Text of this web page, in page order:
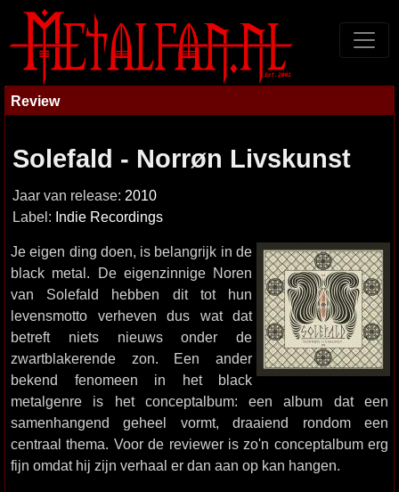
Review
Solefald - Norrøn Livskunst
Jaar van release: 2010
Label: Indie Recordings
Je eigen ding doen, is belangrijk in de
black metal. De eigenzinnige Noren
van Solefald hebben dit tot hun
levensmotto verheven dus wat dat
betreft niets nieuws onder de
zwartblakerende zon. Een ander
bekend fenomeen in het black
metalgenre is het conceptalbum: een album dat een
samenhangend geheel vormt, draaiend rondom een
centraal thema. Voor de reviewer is zo'n conceptalbum erg
fijn omdat hij zijn verhaal er dan aan op kan hangen.